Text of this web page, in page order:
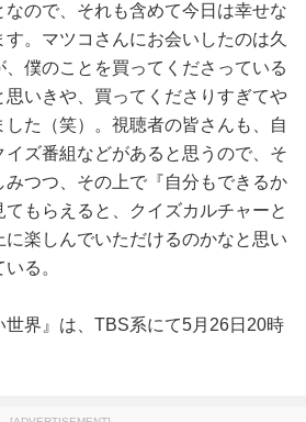
なので、それも含めて今日は幸せな
。マツコさんにお会いしたのは久
、僕のことを買ってくださっている
いきや、買ってくださりすぎてや
した（笑）。視聴者の皆さんも、自
ズ番組などがあると思うので、そ
みつつ、その上で『自分もできるか
てもらえると、クイズカルチャーと
楽しんでいただけるのかなと思い
る。
界』は、TBS系にて5月26日20時